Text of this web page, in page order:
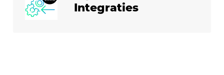
Integraties